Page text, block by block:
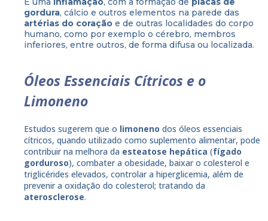
gordura, cálcio e outros elementos na parede das
artérias do coração e de outras localidades do corpo
humano, como por exemplo o cérebro, membros
inferiores, entre outros, de forma difusa ou localizada.
Óleos Essenciais Cítricos e o
Limoneno
Estudos sugerem que o limoneno dos óleos essenciais
cítricos, quando utilizado como suplemento alimentar, pode
contribuir na melhora da esteatose hepática (fígado
gorduroso), combater a obesidade, baixar o colesterol e
triglicérides elevados, controlar a hiperglicemia, além de
prevenir a oxidação do colesterol; tratando da
aterosclerose.